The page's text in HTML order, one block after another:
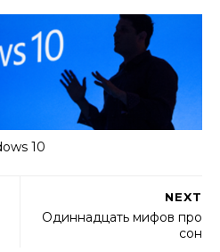
10
NEXT
Одиннадцать мифов про
сон